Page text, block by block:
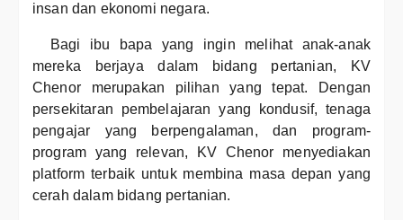
insan dan ekonomi negara.
Bagi ibu bapa yang ingin melihat anak-anak
mereka berjaya dalam bidang pertanian, KV
Chenor merupakan pilihan yang tepat. Dengan
persekitaran pembelajaran yang kondusif, tenaga
pengajar yang berpengalaman, dan program-
program yang relevan, KV Chenor menyediakan
platform terbaik untuk membina masa depan yang
cerah dalam bidang pertanian.